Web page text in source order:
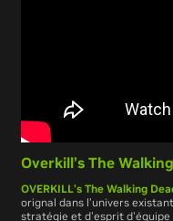
Overkill’s The
OVERKILL’s The Walking
orignal dans l’univers
stratégie et d'esprit d'équipe